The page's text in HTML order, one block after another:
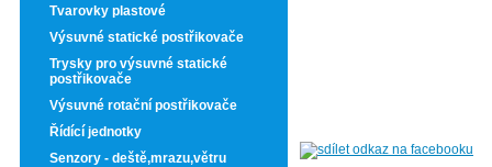
Tvarovky plastové
Výsuvné statické postřikovače
Trysky pro výsuvné statické
postřikovače
Výsuvné rotační postřikovače
Řídící jednotky
Senzory - deště,mrazu,větru